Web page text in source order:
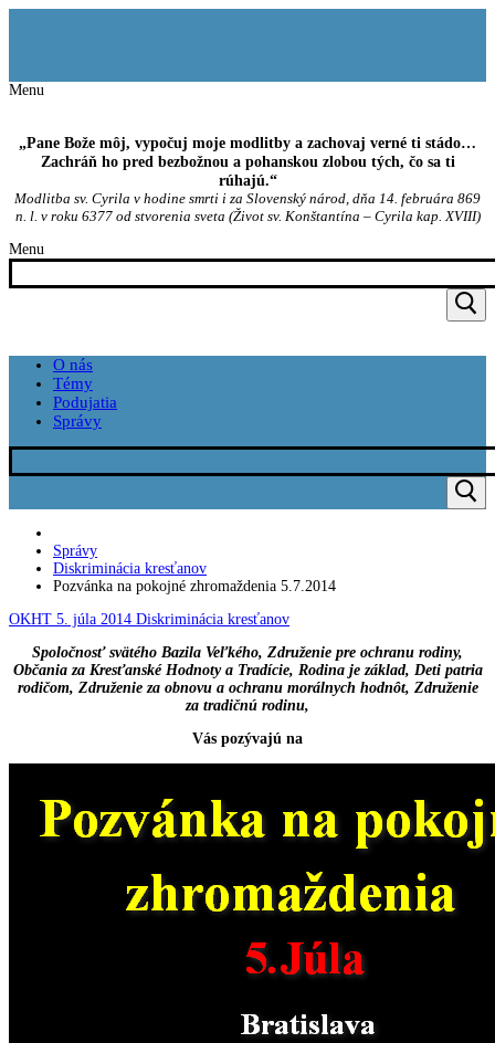
Menu
„Pane Bože môj, vypočuj moje modlitby a zachovaj verné ti stádo…
Zachráň ho pred bezbožnou a pohanskou zlobou tých, čo sa ti
rúhajú.“
Modlitba sv. Cyrila v hodine smrti i za Slovenský národ, dňa 14. februára 869
n. l. v roku 6377 od stvorenia sveta (Život sv. Konštantína – Cyrila kap. XVIII)
Menu
O nás
Témy
Podujatia
Správy
Správy
Diskriminácia kresťanov
Pozvánka na pokojné zhromaždenia 5.7.2014
OKHT 5. júla 2014 Diskriminácia kresťanov
Spoločnosť svätého Bazila Veľkého, Združenie pre ochranu rodiny,
Občania za Kresťanské Hodnoty a Tradície, Rodina je základ, Deti patria
rodičom, Združenie za obnovu a ochranu morálnych hodnôt, Združenie
za tradičnú rodinu,
Vás pozývajú na